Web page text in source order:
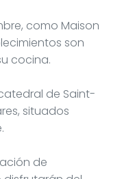
como Maison
son
cocina.
de Saint-
situados
de